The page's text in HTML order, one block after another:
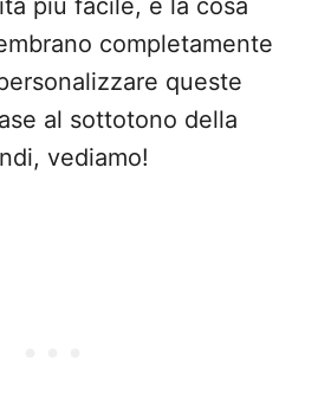
più facile, e la cosa
completamente
queste
al sottotono della
vediamo!